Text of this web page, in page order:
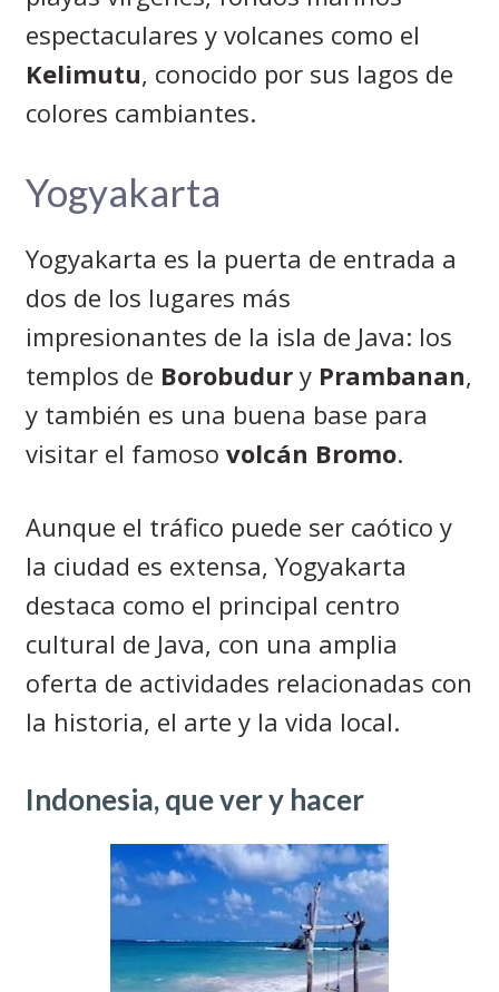
espectaculares y volcanes como el
Kelimutu, conocido por sus lagos de
colores cambiantes.
Yogyakarta
Yogyakarta es la puerta de entrada a
dos de los lugares más
impresionantes de la isla de Java: los
templos de Borobudur y Prambanan,
y también es una buena base para
visitar el famoso volcán Bromo.
Aunque el tráfico puede ser caótico y
la ciudad es extensa, Yogyakarta
destaca como el principal centro
cultural de Java, con una amplia
oferta de actividades relacionadas con
la historia, el arte y la vida local.
Indonesia, que ver y hacer